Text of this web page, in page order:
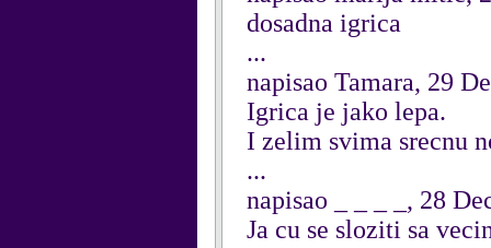
dosadna igrica
...
napisao Tamara, 29
Igrica je jako lepa.
I zelim svima srecnu
...
napisao _ _ _ _, 28
Ja cu se sloziti sa